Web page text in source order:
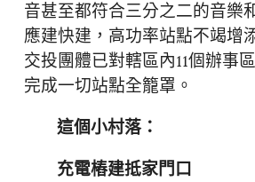
音甚至都符合三分之二的音樂
應建快建，高功率站點不竭增
交投團體已對轄區內11個辦事
完成一切站點全籠罩。
這個小村落：
充電樁建抵家門口